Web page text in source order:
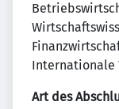
Internationale
Art des